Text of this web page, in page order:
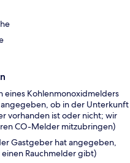
eines Kohlenmonoxidmelders
ob in der Unterkunft
vorhanden ist oder nicht; wir
CO-Melder mitzubringen)
Gastgeber hat angegeben,
Rauchmelder gibt)